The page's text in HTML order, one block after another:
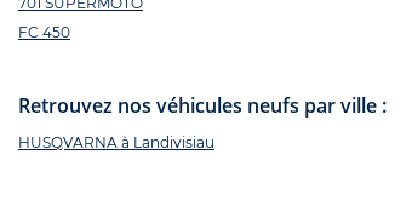
FC 450
Retrouvez nos véhicules neufs par ville :
HUSQVARNA à Landivisiau